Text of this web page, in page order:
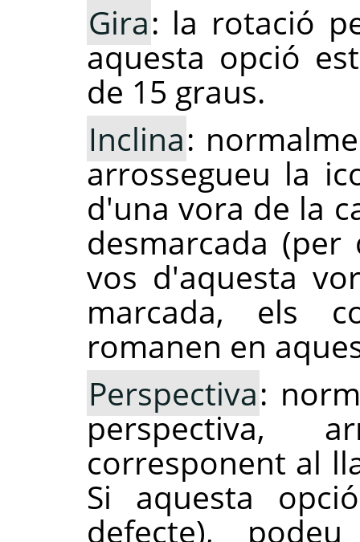
Gira: la rotació
aquesta opció
de 15 graus.
Inclina:
arrossegueu la
d'una vora de la
desmarcada
vos d'aquesta
marcada, els
romanen en
Perspectiva:
perspectiva,
corresponent al
Si aquesta
defecte),